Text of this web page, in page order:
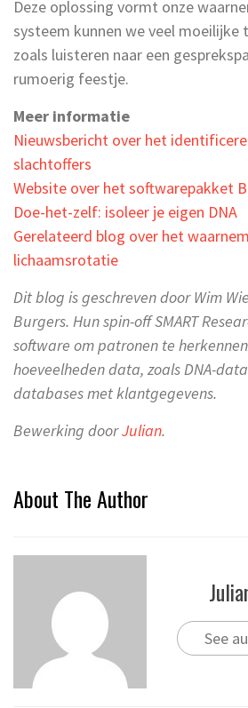
Deze oplossing vormt onze
systeem kunnen we veel moeilijke
zoals luisteren naar een
rumoerig feestje.
Meer informatie
Nieuwsbericht over het
slachtoffers
Website over het softwarepakket
Doe-het-zelf: isoleer je eigen DNA
Gerelateerd blog over het
lichaamsrotatie
Dit blog is geschreven door Wim
Burgers. Hun spin-off SMART
software om patronen te
hoeveelheden data, zoals DNA-
databases met klantgegevens.
Bewerking doorJulian.
About The Author
See